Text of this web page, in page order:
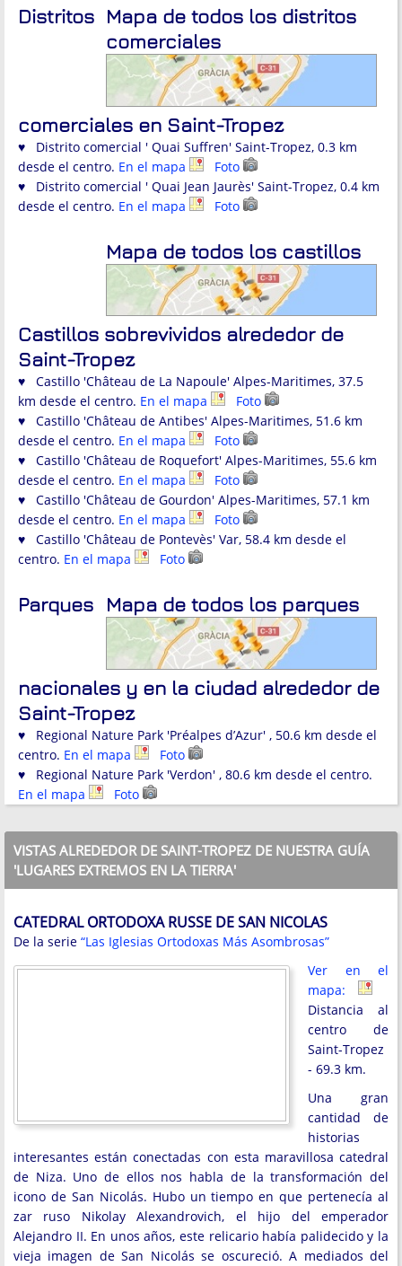
Mapa de todos los distritos
comerciales
Distritos
comerciales en Saint-Tropez
♥ Distrito comercial ' Quai Suffren' Saint-Tropez, 0.3 km
desde el centro. En el mapa
Foto
♥ Distrito comercial ' Quai Jean Jaurès' Saint-Tropez, 0.4 km
desde el centro. En el mapa Foto
Mapa de todos los castillos
Castillos sobrevividos alrededor de
Saint-Tropez
♥ Castillo 'Château de La Napoule' Alpes-Maritimes, 37.5
km desde el centro. En el mapa
Foto
♥ Castillo 'Château de Antibes' Alpes-Maritimes, 51.6 km
desde el centro. En el mapa
Foto
♥ Castillo 'Château de Roquefort' Alpes-Maritimes, 55.6 km
desde el centro. En el mapa
Foto
♥ Castillo 'Château de Gourdon' Alpes-Maritimes, 57.1 km
desde el centro. En el mapa
Foto
♥ Castillo 'Château de Pontevès' Var, 58.4 km desde el
centro. En el mapa Foto
Mapa de todos los parques
Parques
nacionales y en la ciudad alrededor de
Saint-Tropez
♥ Regional Nature Park 'Préalpes d’Azur' , 50.6 km desde el
centro. En el mapa
Foto
♥ Regional Nature Park 'Verdon' , 80.6 km desde el centro.
En el mapa
Foto
VISTAS ALREDEDOR DE SAINT-TROPEZ DE NUESTRA GUÍA
'LUGARES EXTREMOS EN LA TIERRA'
CATEDRAL ORTODOXA RUSSE DE SAN NICOLAS
De la serie “Las Iglesias Ortodoxas Más Asombrosas”
Ver en el
mapa:
Distancia al
centro de
Saint-Tropez
- 69.3 km.
Una gran
cantidad de
historias
interesantes están conectadas con esta maravillosa catedral
de Niza. Uno de ellos nos habla de la transformación del
icono de San Nicolás. Hubo un tiempo en que pertenecía al
zar ruso Nikolay Alexandrovich, el hijo del emperador
Alejandro II. En unos años, este relicario había palidecido y la
vieja imagen de San Nicolás se oscureció. A mediados del